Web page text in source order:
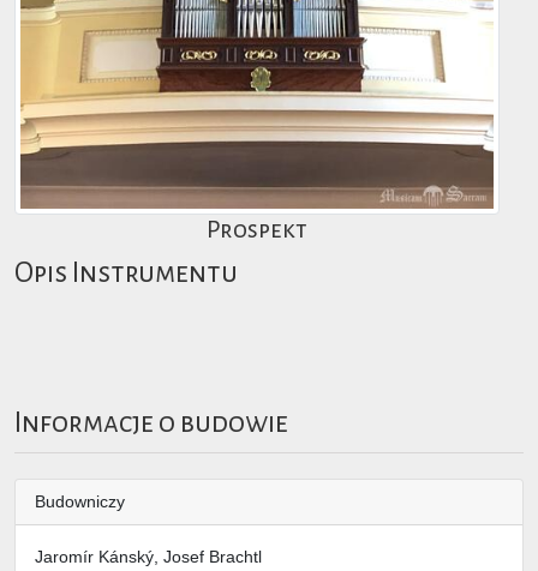
Prospekt
Opis Instrumentu
Informacje o budowie
Budowniczy
Jaromír Kánský, Josef Brachtl